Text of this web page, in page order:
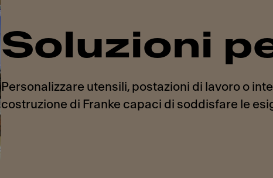
Soluzioni
Personalizzare utensili, postazioni di lavoro o
costruzione di Franke capaci di soddisfare le